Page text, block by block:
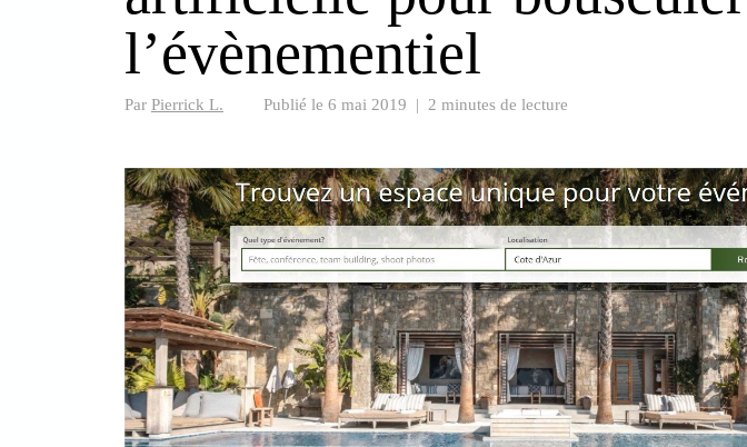
l’évènementiel
Par Pierrick L. Publié le 6 mai 2019 | 2 minutes de lecture